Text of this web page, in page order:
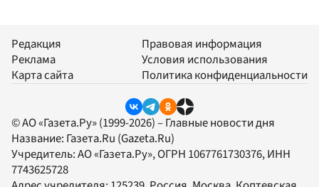
Редакция
Реклама
Карта сайта
Правовая информация
Условия использования
Политика конфиденциальности
© АО «Газета.Ру» (1999-2026) – Главные новости дня
Название: Газета.Ru (Gazeta.Ru)
Учредитель:АО «Газета.Ру», ОГРН 1067761730376, ИНН
7743625728